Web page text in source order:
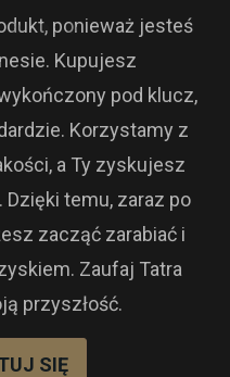
ponieważ jesteś
Kupujesz
pod klucz,
Korzystamy z
a Ty zyskujesz
temu, zaraz po
zacząć zarabiać i
Zaufaj Tatra
przyszłość.
SIĘ